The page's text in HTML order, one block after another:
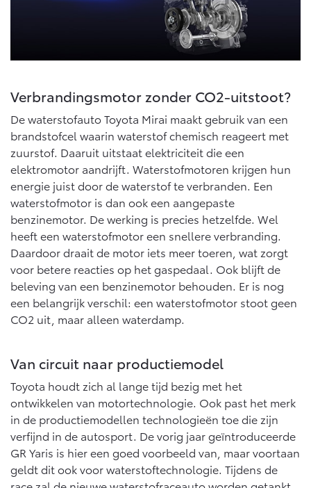
Banden
Connected Services
MyToyota login
MyToyota App
Abonnementen
Multimedia
Connected check
Navigatie updates
Verbrandingsmotor zonder CO2-uitstoot?
De waterstofauto Toyota Mirai maakt gebruik van een
brandstofcel waarin waterstof chemisch reageert met
zuurstof. Daaruit uitstaat elektriciteit die een
elektromotor aandrijft. Waterstofmotoren krijgen hun
energie juist door de waterstof te verbranden. Een
waterstofmotor is dan ook een aangepaste
benzinemotor. De werking is precies hetzelfde. Wel
heeft een waterstofmotor een snellere verbranding.
Daardoor draait de motor iets meer toeren, wat zorgt
voor betere reacties op het gaspedaal. Ook blijft de
beleving van een benzinemotor behouden. Er is nog
een belangrijk verschil: een waterstofmotor stoot geen
CO2 uit, maar alleen waterdamp.
Van circuit naar productiemodel
Toyota houdt zich al lange tijd bezig met het
ontwikkelen van motortechnologie. Ook past het merk
in de productiemodellen technologieën toe die zijn
verfijnd in de autosport. De vorig jaar geïntroduceerde
GR Yaris is hier een goed voorbeeld van, maar voortaan
geldt dit ook voor waterstoftechnologie. Tijdens de